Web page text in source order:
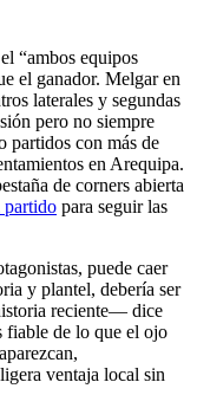
“ambos equipos
el ganador. Melgar en
laterales y segundas
pero no siempre
partidos con más de
en Arequipa.
de corners abierta
partido para seguir las
puede caer
y plantel, debería ser
reciente— dice
fiable de lo que el ojo
ventaja local sin